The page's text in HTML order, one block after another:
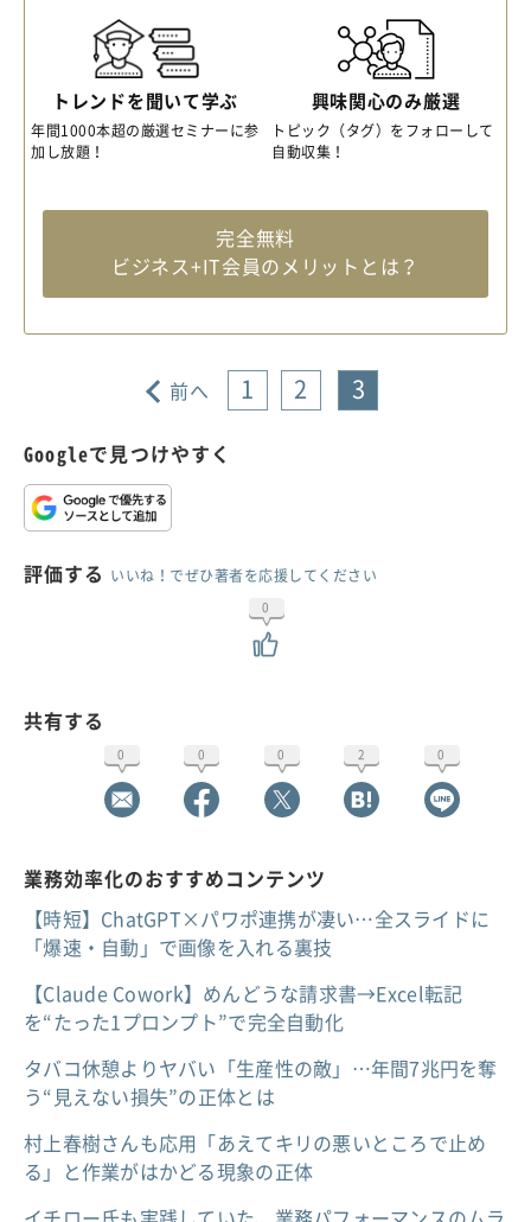
トレンドを聞いて学ぶ
年間1000本超の厳選セミナーに参
加し放題！
興味関心のみ厳選
トピック（タグ）をフォローして
自動収集！
完全無料
ビジネス+IT会員のメリットとは？
前へ 1 2 3
Googleで見つけやすく
評価する いいね！でぜひ著者を応援してください
0
共有する
0 0 0 2 0
業務効率化のおすすめコンテンツ
【時短】ChatGPT×パワポ連携が凄い…全スライドに
「爆速・自動」で画像を入れる裏技
【Claude Cowork】めんどうな請求書→Excel転記
を“たった1プロンプト”で完全自動化
タバコ休憩よりヤバい「生産性の敵」…年間7兆円を奪
う“見えない損失”の正体とは
村上春樹さんも応用「あえてキリの悪いところで止め
る」と作業がはかどる現象の正体